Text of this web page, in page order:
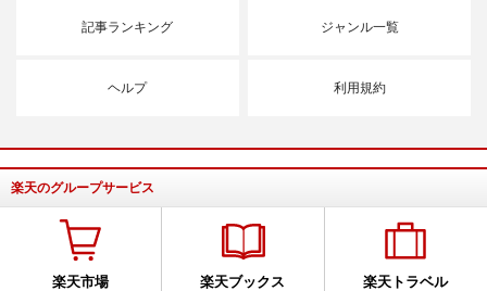
記事ランキング ジャンル一覧
ヘルプ 利用規約
楽天のグループサービス
楽天市場 楽天ブックス 楽天トラベル